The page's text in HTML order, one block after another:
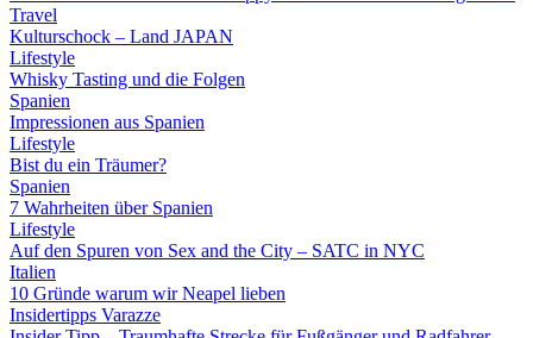
Travel
Kulturschock – Land JAPAN
Lifestyle
Whisky Tasting und die Folgen
Spanien
Impressionen aus Spanien
Lifestyle
Bist du ein Träumer?
Spanien
7 Wahrheiten über Spanien
Lifestyle
Auf den Spuren von Sex and the City – SATC in NYC
Italien
10 Gründe warum wir Neapel lieben
Insidertipps Varazze